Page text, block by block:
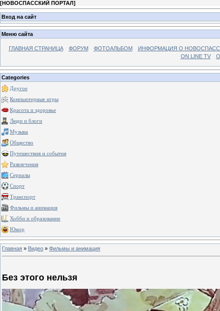
[НОВОСПАССКИЙ ПОРТАЛ]
Вход на сайт
Меню сайта
ГЛАВНАЯ СТРАНИЦА ФОРУМ ФОТОАЛЬБОМ
ИНФОРМАЦИЯ О
ON LINE TV
Categories
Другое
Компьютерные игры
Красота и здоровье
Люди и блоги
Музыка
Общество
Путешествия и события
Развлечения
Сериалы
Спорт
Транспорт
Фильмы и анимация
Хобби и образование
Юмор
Главная » Видео » Фильмы и анимация
Без этого нельзя